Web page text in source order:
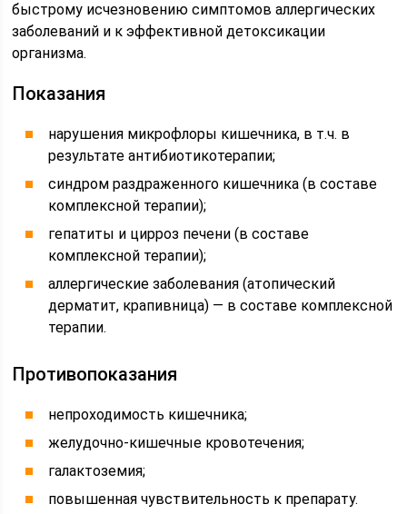
быстрому исчезновению симптомов аллергических
заболеваний и к эффективной детоксикации
организма.
Показания
нарушения микрофлоры кишечника, в т.ч. в
результате антибиотикотерапии;
синдром раздраженного кишечника (в составе
комплексной терапии);
гепатиты и цирроз печени (в составе
комплексной терапии);
аллергические заболевания (атопический
дерматит, крапивница) — в составе комплексной
терапии.
Противопоказания
непроходимость кишечника;
желудочно-кишечные кровотечения;
галактоземия;
повышенная чувствительность к препарату.